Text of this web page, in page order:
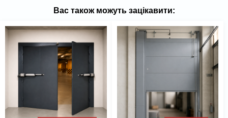
Вас також можуть зацікавити: